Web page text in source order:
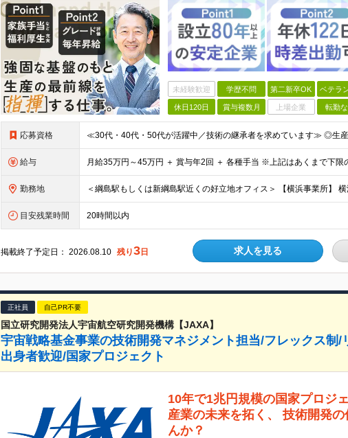
未経験歓迎 学歴不問 第二新卒OK ベテラ
休日120日 賞与複数月 上場企業 転勤
応募資格
給与
勤務地
目安残業時間 20時間以内
掲載終了予定日：2026.08.10 残り3 日 求人を見る
正社員 自己PR不要
国立研究開発法人宇宙航空研究開発機構【JAXA】
宇宙戦略基金事業の技術開発マネジメント担当/フレックス制/
出身者歓迎/国家プロジェクト
10年で1兆円規模の国家プロジ
産業の未来を拓く、 技術開発
んか？